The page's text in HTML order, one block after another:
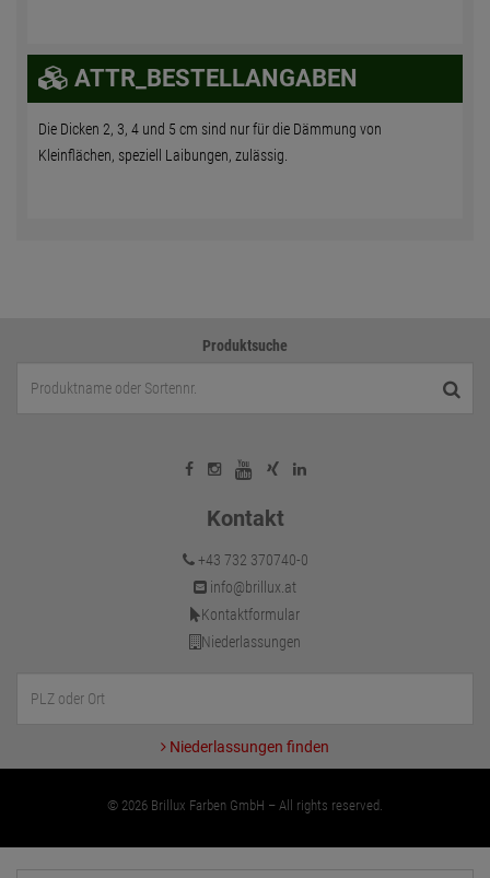
ATTR_BESTELLANGABEN
Die Dicken 2, 3, 4 und 5 cm sind nur für die Dämmung von
Kleinflächen, speziell Laibungen, zulässig.
Produktsuche
Kontakt
+43 732 370740-0
info@brillux.at
Kontaktformular
Niederlassungen
Niederlassungen finden
© 2026 Brillux Farben GmbH – All rights reserved.